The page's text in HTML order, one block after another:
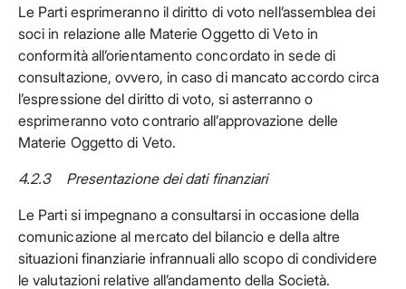
Le Parti esprimeranno il diritto di voto nell’assemblea dei
soci in relazione alle Materie Oggetto di Veto in
conformità all’orientamento concordato in sede di
consultazione, ovvero, in caso di mancato accordo circa
l’espressione del diritto di voto, si asterranno o
esprimeranno voto contrario all’approvazione delle
Materie Oggetto di Veto.
4.2.3 Presentazione dei dati finanziari
Le Parti si impegnano a consultarsi in occasione della
comunicazione al mercato del bilancio e della altre
situazioni finanziarie infrannuali allo scopo di condividere
le valutazioni relative all’andamento della Società.